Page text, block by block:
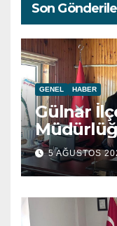
Son
GENEL HABER
Gülnar
5 AĞUSTOS